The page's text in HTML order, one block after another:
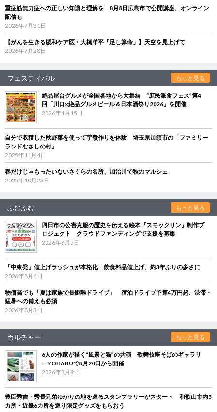
重症筋無力症への正しい知識と理解を 8月8日広島市で公開講座、オンライン
配信も
2026年7月31日
【がんを生きる緩和ケア医・大橋洋平「足し算命」】天空を見上げて
2026年7月28日
フェスティバル もっと見る
絶品屋台グルメが全国各地から大集結 “庶民派食フェス”第4
回「川口×絶品グルメビール＆日本酒祭り2026」を開催
2026年4月15日
自分で収穫した秋野菜を使って芋煮作りを体験 埼玉県加須市の「ファミリー
ランドむさしの村」
2025年11月4日
春だけじゃもったいないさくらの名所、加治川で秋のマルシェ
2025年10月23日
ふむふむ もっと見る
四日市の公害克服の歴史を伝える絵本『スモックリン』制作プ
ロジェクト クラウドファンディングで支援を募集
2026年8月5日
「中東発」値上げラッシュが本格化 飲食料品値上げ、約3年ぶりの多さに
2026年8月4日
物価高でも「夏は家族で長距離ドライブ」 宿泊ドライブ予算4万円超、渋滞・
猛暑への備えも必須
2026年8月3日
カルチャー もっと見る
6人の作家が描く“風景と猫”の共演 歌舞伎座そばのギャラリ
ーYOHAKUで8月20日から開催
2026年8月9日
豊臣秀吉・秀長兄弟ゆかりの地を巡るスタンプラリーがスタート 和歌山市内5
カ所・近畿6カ所を巡り限定グッズをもらおう